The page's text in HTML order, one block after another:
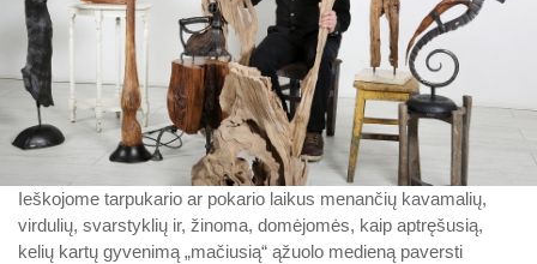
Ieškojome tarpukario ar pokario laikus menančių kavamalių,
virdulių, svarstyklių ir, žinoma, domėjomės, kaip aptręšusią,
kelių kartų gyvenimą „mačiusią“ ąžuolo medieną paversti